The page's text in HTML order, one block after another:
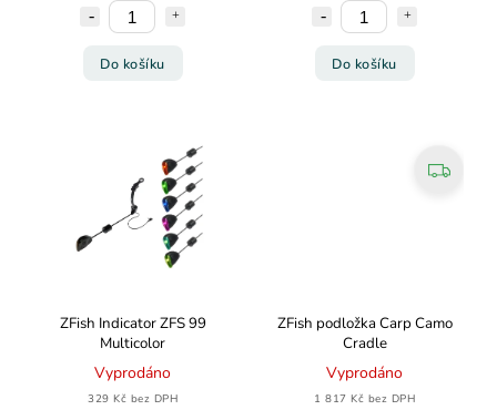
Do košíku Do košíku
ZFish Indicator ZFS 99
Multicolor
Vyprodáno
329 Kč bez DPH
ZFish podložka Carp Camo
Cradle
Vyprodáno
1 817 Kč bez DPH